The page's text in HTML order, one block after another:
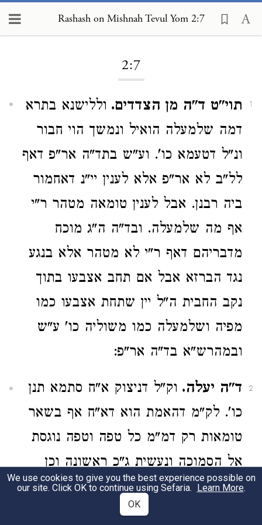
Rashash on Mishnah Tevul Yom 2:7
2:7
1 תוי"ט ד"ה מן הצדדים. וללישנא בתרא
דמה שלמעלה הואיל ונמשך הוי חבור
ונ"ל דטעמא כו'. וע"ש בתד"ה אר"פ דאף
לל"ב לא אר"פ אלא לענין יי"נ דאחמור
ביה רבנן. אבל לענין טומאה מטהר ר"י
אף מה שלמעלה. ובד"ה ה"ג מוכח
מדבריהם דאף ר"י לא מטהר אלא בנגע
נגד הברזא אבל אם תחב אצבעו בתוך
נקב החבית ה"ל יין שתחת אצבעו כמו
מפיה ושלמעלה כמו משוליה כו' ע"ש
ובמהרש"א בד"ה אר"פ:
2 ד"ה יעלה. וק"ל דניצוק א"ח סתמא תנן
כו'. לק"מ דהאמת הוא דא"ח אף בשאר
טומאות רק דמ"מ כל טפה וטפה נוגסת
אל הסמוכה ונעשית ג"כ ראשונה וכן
כולם עד א"ס (ועי' בא"ר בפ"ח דטהרות
מ"ט). ונ"מ לשיטת ר"ת בתוס' פסחים (ד)
We use cookies to give you the best experience possible on
our site. Click OK to continue using Sefaria. Learn More.
OK